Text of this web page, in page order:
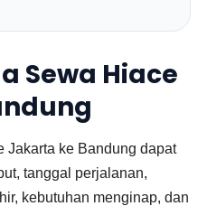
Sewa Hiace
Jakarta ke Bandung dapat
tanggal perjalanan,
kebutuhan menginap, dan